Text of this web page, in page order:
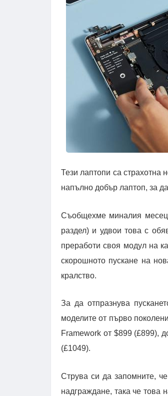
Тези лаптопи са страхотна
напълно добър лаптоп, за
Съобщехме миналия
раздел) и удвои това с
преработи своя модул на
скорошното пускане на
кралство.
За да отпразнува
моделите от първо
Framework от $899 (£899),
(£1049).
Струва си да запомните,
надграждане, така че това